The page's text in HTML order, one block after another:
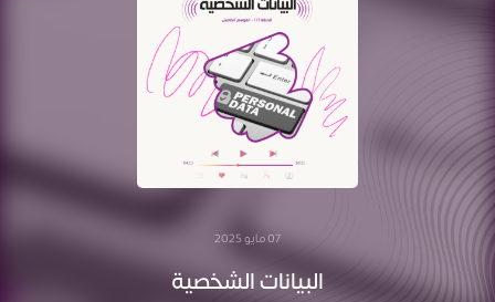
07 مايو 2025
البيانات الشخصية